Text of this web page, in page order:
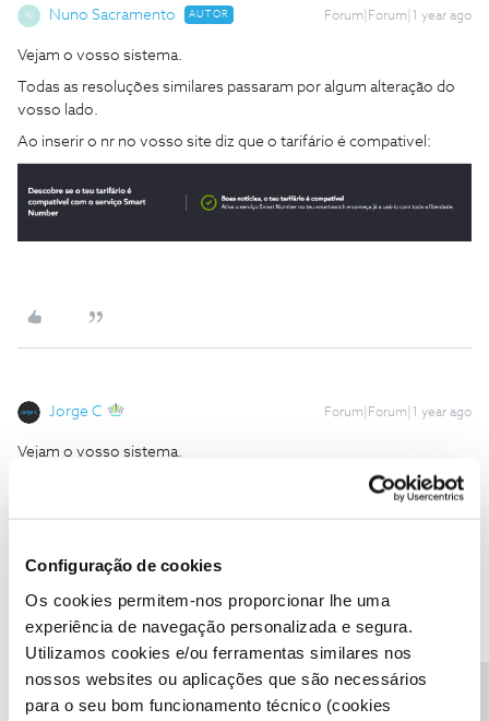
Configuração de cookies
Os cookies permitem-nos proporcionar lhe uma
experiência de navegação personalizada e segura.
Utilizamos cookies e/ou ferramentas similares nos
nossos websites ou aplicações que são necessários
para o seu bom funcionamento técnico (cookies
N Nuno Sacramento AUTOR Forum|Forum|1 year ago
Vejam o vosso sistema.
Todas as resoluções similares passaram por algum alteração do
vosso lado.
Ao inserir o nr no vosso site diz que o tarifário é compativel:
Jorge C Forum|Forum|1 year ago
Vejam o vosso sistema.
Todas as resoluções similares passaram por algum alteração do
@Nuno Sacramento sugiro que desinstale, reinicie o telefone e
instale novamente.